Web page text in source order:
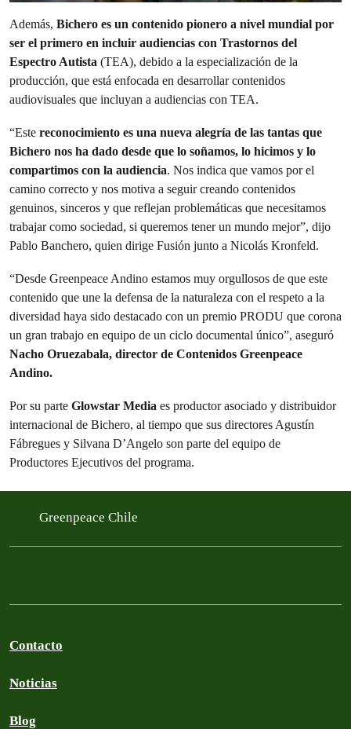
Además, Bichero es un contenido pionero a nivel mundial por
ser el primero en incluir audiencias con Trastornos del
Espectro Autista (TEA), debido a la especialización de la
producción, que está enfocada en desarrollar contenidos
audiovisuales que incluyan a audiencias con TEA.
“Este reconocimiento es una nueva alegría de las tantas que
Bichero nos ha dado desde que lo soñamos, lo hicimos y lo
compartimos con la audiencia. Nos indica que vamos por el
camino correcto y nos motiva a seguir creando contenidos
genuinos, sinceros y que reflejan problemáticas que necesitamos
trabajar como sociedad, si queremos tener un mundo mejor”, dijo
Pablo Banchero, quien dirige Fusión junto a Nicolás Kronfeld.
“Desde Greenpeace Andino estamos muy orgullosos de que este
contenido que une la defensa de la naturaleza con el respeto a la
diversidad haya sido destacado con un premio PRODU que corona
un gran trabajo en equipo de un ciclo documental único”, aseguró
Nacho Oruezabala, director de Contenidos Greenpeace
Andino.
Por su parte Glowstar Media es productor asociado y distribuidor
internacional de Bichero, al tiempo que sus directores Agustín
Fábregues y Silvana D’Angelo son parte del equipo de
Productores Ejecutivos del programa.
Greenpeace Chile
Contacto
Noticias
Blog